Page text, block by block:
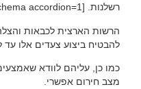
רשלנות. [wp-faq-schema accordion=1]
הרשות הארצית לכבאות
להבטיח ביצוע צעדים אלו עד
כמו כן, עליהם לוודא
מצב חירום אפשרי.